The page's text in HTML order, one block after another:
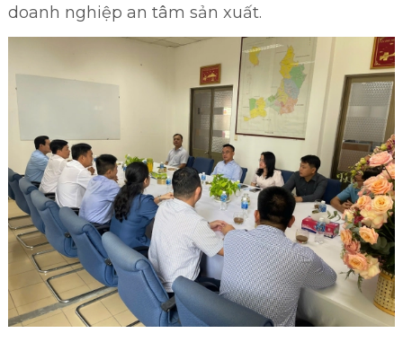
doanh nghiệp an tâm sản xuất.